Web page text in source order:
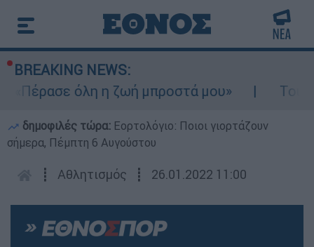
BREAKING NEWS:
όλη η ζωή μπροστά μου»
δημοφιλές τώρα: Εορτολόγιο: Ποιοι γιορτάζουν
σήμερα, Πέμπτη 6 Αυγούστου
┋ Αθλητισμός ┋ 26.01.2022 11:00